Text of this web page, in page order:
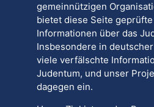
gemeinnützigen
bietet diese Seite
Informationen über das
Insbesondere in
viele verfälschte
Judentum, und unser
dagegen ein.